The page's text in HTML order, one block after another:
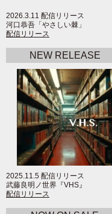
2026.3.11 配信リリース
河口恭吾「やさしい棘」
配信リリース
NEW RELEASE
2025.11.5 配信リリース
武藤良明ノ世界『VHS』
配信リリース